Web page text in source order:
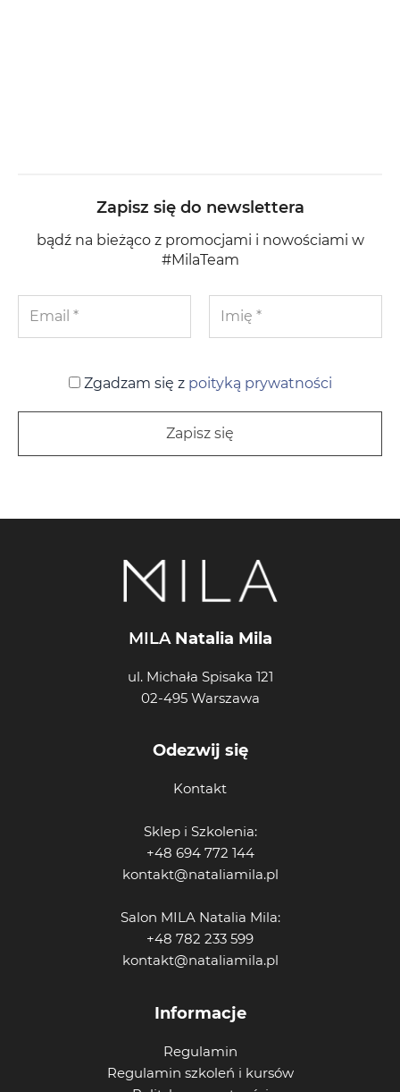
Zapisz się do newslettera
bądź na bieżąco z promocjami i nowościami w
#MilaTeam
Zgadzam się z poityką prywatności
MILANatalia Mila
ul. Michała Spisaka 121
02-495 Warszawa
Odezwij się
Kontakt
Sklep i Szkolenia:
+48 694 772 144
kontakt@nataliamila.pl
Salon MILA Natalia Mila:
+48 782 233 599
kontakt@nataliamila.pl
Informacje
Regulamin
Regulamin szkoleń i kursów